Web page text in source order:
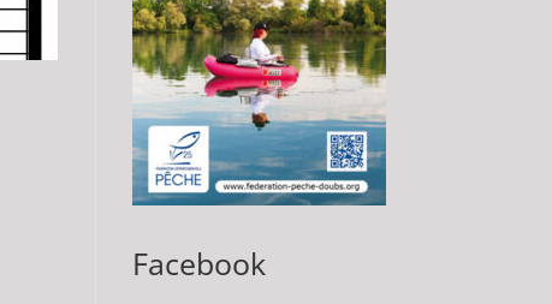
Facebook